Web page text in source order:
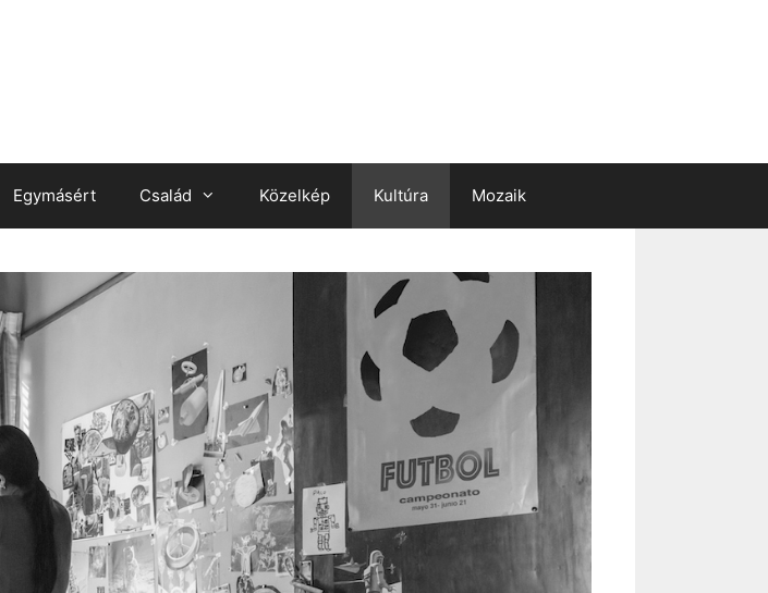
Egymásért Család Közelkép Kultúra Mozaik